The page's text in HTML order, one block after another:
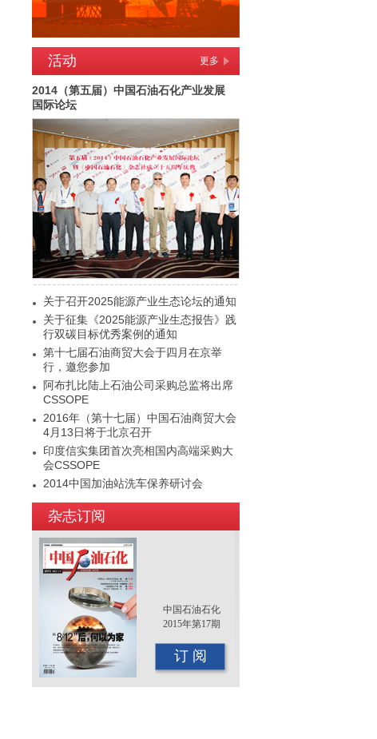
活动 更多
2014（第五届）中国石油石化产业发展
国际论坛
关于召开2025能源产业生态论坛的通知
关于征集《2025能源产业生态报告》践
行双碳目标优秀案例的通知
第十七届石油商贸大会于四月在京举
行，邀您参加
阿布扎比陆上石油公司采购总监将出席
CSSOPE
2016年（第十七届）中国石油商贸大会
4月13日将于北京召开
印度信实集团首次亮相国内高端采购大
会CSSOPE
2014中国加油站洗车保养研讨会
2015年（第十二届）中国国际油品行业
年终大会即将召开
杂志订阅
中国石油石化
2015年第17期
订 阅